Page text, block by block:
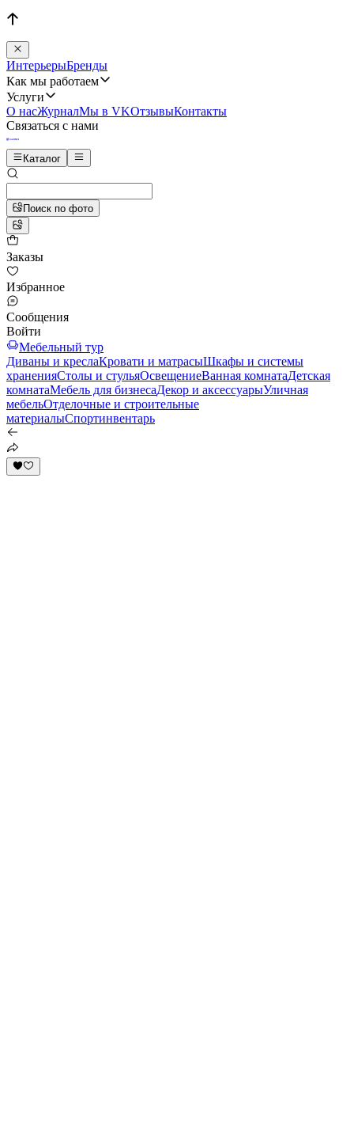
ИнтерьерыБренды
Как мы работаем
Услуги
О насЖурналМы в VKОтзывыКонтакты
Связаться с нами
Каталог
Поиск по фото
Заказы
Избранное
Сообщения
Войти
Мебельный тур
Диваны и креслаКровати и матрасыШкафы и системы
храненияСтолы и стульяОсвещениеВанная комнатаДетская
комнатаМебель для бизнесаДекор и аксессуарыУличная
мебельОтделочные и строительные
материалыСпортинвентарь